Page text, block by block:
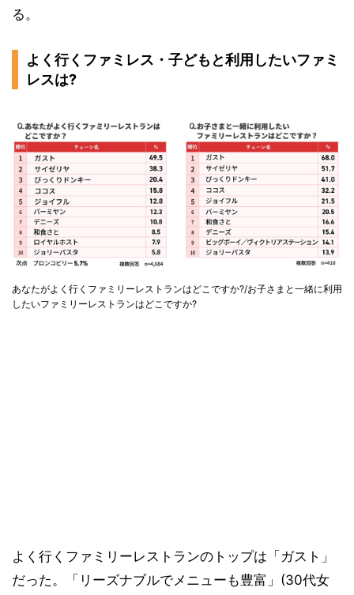
る。
よく行くファミレス・子どもと利用したいファミ
レスは?
あなたがよく行くファミリーレストランはどこですか?/お子さまと一緒に利用
したいファミリーレストランはどこですか?
よく行くファミリーレストランのトップは「ガスト」
だった。「リーズナブルでメニューも豊富」(30代女